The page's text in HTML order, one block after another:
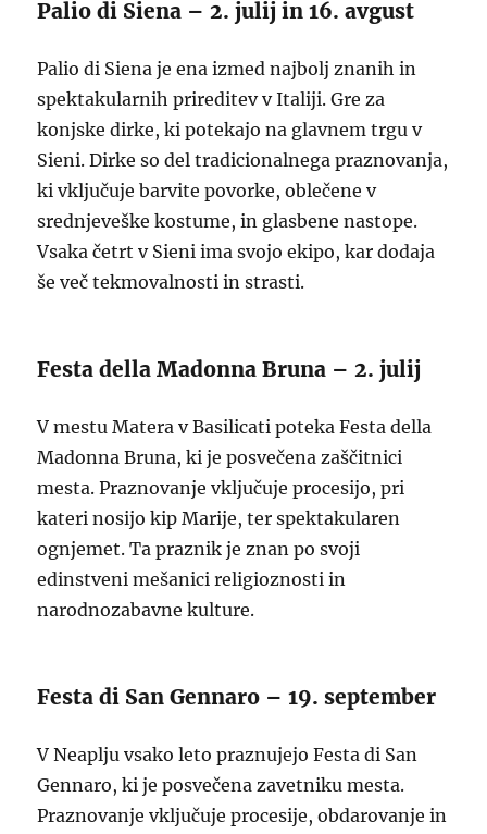
Palio di Siena – 2. julij in 16. avgust
Palio di Siena je ena izmed najbolj znanih in
spektakularnih prireditev v Italiji. Gre za
konjske dirke, ki potekajo na glavnem trgu v
Sieni. Dirke so del tradicionalnega praznovanja,
ki vključuje barvite povorke, oblečene v
srednjeveške kostume, in glasbene nastope.
Vsaka četrt v Sieni ima svojo ekipo, kar dodaja
še več tekmovalnosti in strasti.
Festa della Madonna Bruna – 2. julij
V mestu Matera v Basilicati poteka Festa della
Madonna Bruna, ki je posvečena zaščitnici
mesta. Praznovanje vključuje procesijo, pri
kateri nosijo kip Marije, ter spektakularen
ognjemet. Ta praznik je znan po svoji
edinstveni mešanici religioznosti in
narodnozabavne kulture.
Festa di San Gennaro – 19. september
V Neaplju vsako leto praznujejo Festa di San
Gennaro, ki je posvečena zavetniku mesta.
Praznovanje vključuje procesije, obdarovanje in